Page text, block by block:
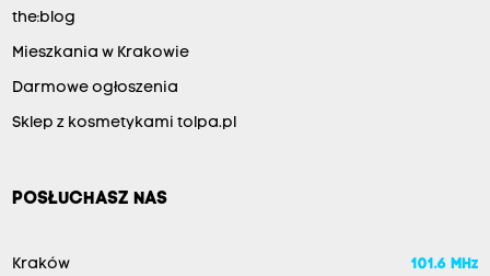
the:blog
Mieszkania w Krakowie
Darmowe ogłoszenia
Sklep z kosmetykami tolpa.pl
POSŁUCHASZ NAS
Kraków 101.6 MHz